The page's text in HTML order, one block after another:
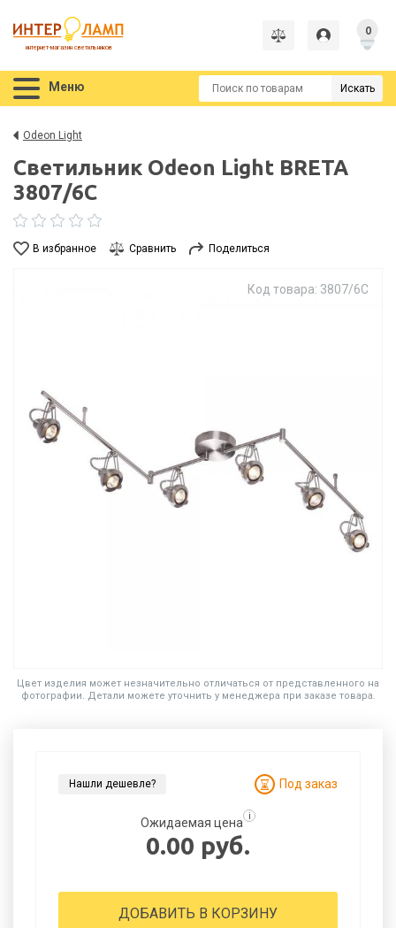
интернет-магазин светильников
0
Меню Искать
Odeon Light
Светильник Odeon Light BRETA
3807/6C
В избранное Сравнить Поделиться
Код товара: 3807/6C
Цвет изделия может незначительно отличаться от представленного на
фотографии. Детали можете уточнить у менеджера при заказе товара.
Нашли дешевле? Под заказ
Ожидаемая цена i
0.00 руб.
ДОБАВИТЬ В КОРЗИНУ